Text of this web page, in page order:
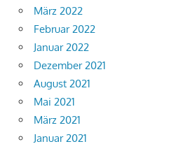
März 2022
Februar 2022
Januar 2022
Dezember 2021
August 2021
Mai 2021
März 2021
Januar 2021